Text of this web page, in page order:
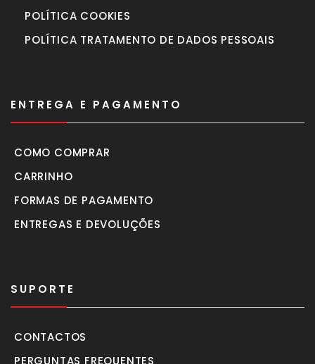
POLÍTICA COOKIES
POLÍTICA TRATAMENTO DE DADOS PESSOAIS
ENTREGA E PAGAMENTO
COMO COMPRAR
CARRINHO
FORMAS DE PAGAMENTO
ENTREGAS E DEVOLUÇÕES
SUPORTE
CONTACTOS
PERGUNTAS FREQUENTES